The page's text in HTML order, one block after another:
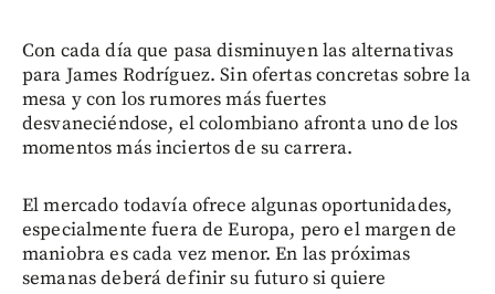
Con cada día que pasa disminuyen las alternativas
para James Rodríguez. Sin ofertas concretas sobre la
mesa y con los rumores más fuertes
desvaneciéndose, el colombiano afronta uno de los
momentos más inciertos de su carrera.
El mercado todavía ofrece algunas oportunidades,
especialmente fuera de Europa, pero el margen de
maniobra es cada vez menor. En las próximas
semanas deberá definir su futuro si quiere